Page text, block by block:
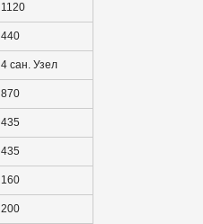
1120
440
4 сан. Узел
870
435
435
160
200